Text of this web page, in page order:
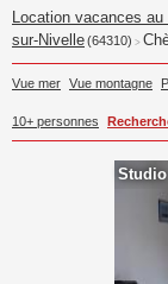
Location vacances
sur-Nivelle(64310) >
Vue mer Vue montagne
10+ personnes
Studio